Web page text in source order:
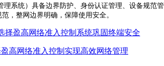
理系统）具备边界防护、身份认证管理、设备规范
，整网边界明确，保障使用安全。
择盈高网络准入控制系统巩固终端安全
高网络准入控制实现高效网络管理